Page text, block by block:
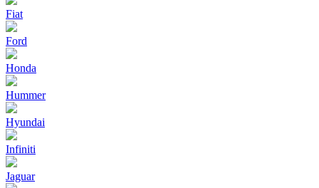
Fiat
Ford
Honda
Hummer
Hyundai
Infiniti
Jaguar